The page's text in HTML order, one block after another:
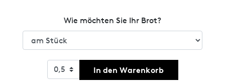
Wie möchten Sie Ihr Brot?
In den Warenkorb